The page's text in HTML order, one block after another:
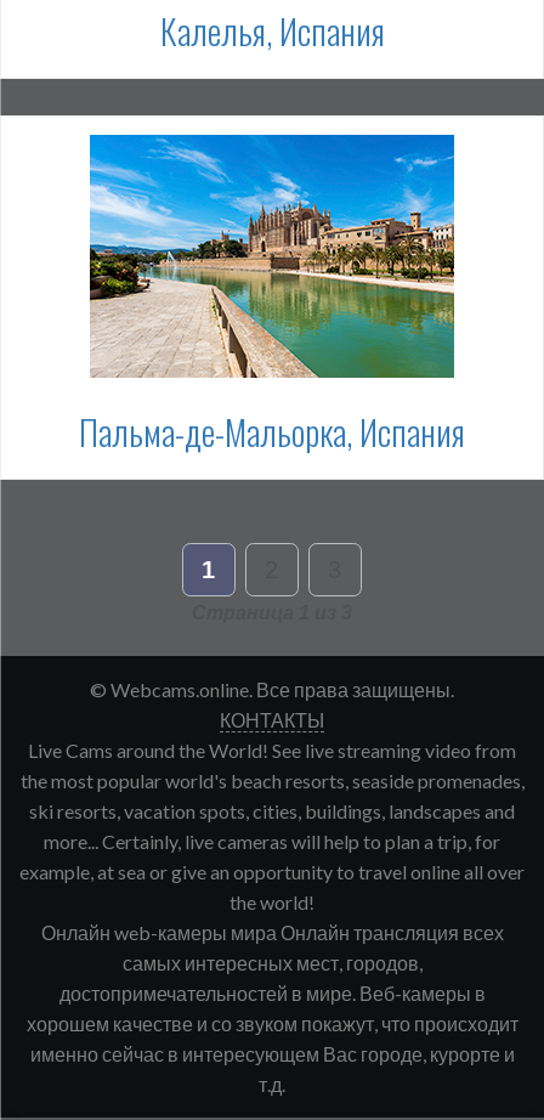
Калелья, Испания
Пальма-де-Мальорка, Испания
1
© Webcams.online. Все права защищены.
КОНТАКТЫ
Live Cams around the World! See live streaming video from
the most popular world's beach resorts, seaside promenades,
ski resorts, vacation spots, cities, buildings, landscapes and
more... Certainly, live cameras will help to plan a trip, for
example, at sea or give an opportunity to travel online all over
the world!
Онлайн web-камеры мира Онлайн трансляция всех
самых интересных мест, городов,
достопримечательностей в мире. Веб-камеры в
хорошем качестве и со звуком покажут, что происходит
именно сейчас в интересующем Вас городе, курорте и
т.д.